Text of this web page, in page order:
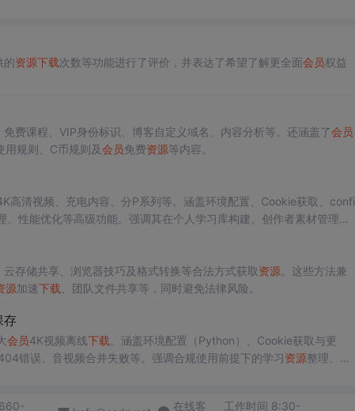
的资源下载次数等功能进行了评价，并表达了希望了解更全面会员权益
费课程、VIP身份标识、博客自定义域名、内容分析等。还涵盖了会员
用规则、C币规则及会员免费资源等内容。
高清视频、充电内容、分P系列等。涵盖环境配置、Cookie获取、confi
性能优化等高级功能。强调其在个人学习库构建、创作者素材管理、
云存储共享、浏览器技巧及格式转换等合法方式获取资源。这些方法兼
源加速下载 、团队文件共享等，同时避免法律风险。
存
会员4K视频离线下载 。涵盖环境配置（Python）、Cookie获取与更
错误、音视频合并失败等。强调合规使用前提下的学习资源整理、教
在线客 工作时间 8:30-